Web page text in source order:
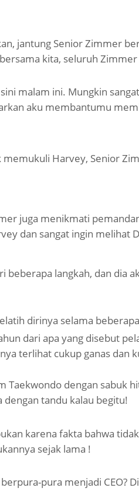
jantung Senior Zimmer
kita, seluruh
malam ini. Mungkin
aku membantumu
memukuli Harvey, Senior
juga menikmati
dan sangat ingin melihat
beberapa langkah, dan dia
dirinya selama
dari apa yang disebut
terlihat cukup ganas dan
Taekwondo dengan sabuk
dengan tandu kalau begitu!
karena fakta bahwa
sejak lama !
pura menjadi CEO?